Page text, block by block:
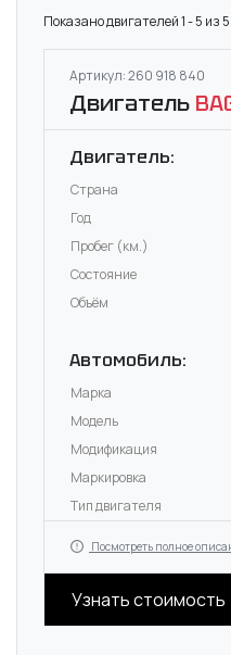
Показано двигателей 1 - 5 из 5.
Артикул: 260 918 840
Двигатель
Двигатель:
Страна
Год
Пробег (км.)
Состояние
Объём
Автомобиль:
Марка
Модель
Модификация
Маркировка
Тип двигателя
Посмотреть полное
Узнать стоимость